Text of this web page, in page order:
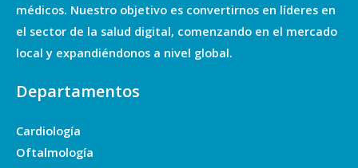
médicos. Nuestro objetivo es convertirnos en líderes en
el sector de la salud digital, comenzando en el mercado
local y expandiéndonos a nivel global.
Departamentos
Cardiología
Oftalmología